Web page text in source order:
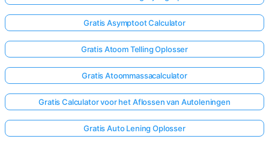
Nog
Stel
Je
Eerste
Vraag
Gratis Asymptoot Calculator
Gratis Atoom Telling Oplosser
Gratis Atoommassacalculator
Gratis Calculator voor het Aflossen van Autoleningen
Gratis Auto Lening Oplosser